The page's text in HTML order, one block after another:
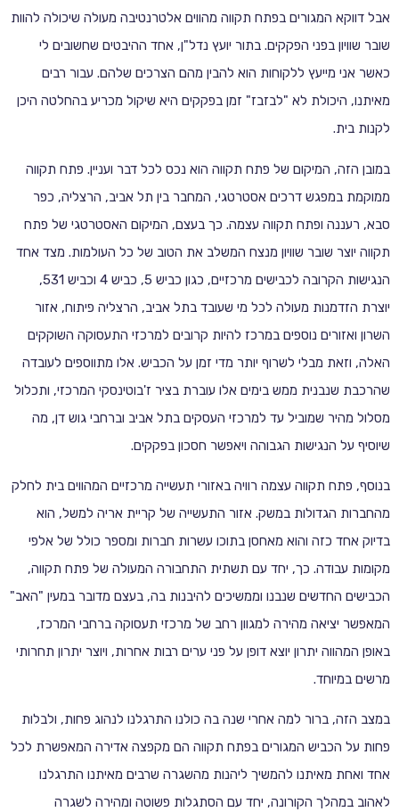
אבל דווקא המגורים בפתח תקווה מהווים אלטרנטיבה מעולה שיכולה להוות
שובר שוויון בפני הפקקים. בתור יועץ נדל"ן, אחד ההיבטים שחשובים לי
כאשר אני מייעץ ללקוחות הוא להבין מהם הצרכים שלהם. עבור רבים
מאיתנו, היכולת לא "לבזבז" זמן בפקקים היא שיקול מכריע בהחלטה היכן
לקנות בית.
במובן הזה, המיקום של פתח תקווה הוא נכס לכל דבר ועניין. פתח תקווה
ממוקמת במפגש דרכים אסטרטגי, המחבר בין תל אביב, הרצליה, כפר
סבא, רעננה ופתח תקווה עצמה. כך בעצם, המיקום האסטרטגי של פתח
תקווה יוצר שובר שוויון מנצח המשלב את הטוב של כל העולמות. מצד אחד
הנגישות הקרובה לכבישים מרכזיים, כגון כביש 5, כביש 4 וכביש 531,
יוצרת הזדמנות מעולה לכל מי שעובד בתל אביב, הרצליה פיתוח, אזור
השרון ואזורים נוספים במרכז להיות קרובים למרכזי התעסוקה השוקקים
האלה, וזאת מבלי לשרוף יותר מדי זמן על הכביש. אלו מתווספים לעובדה
שהרכבת שנבנית ממש בימים אלו עוברת בציר ז'בוטינסקי המרכזי, ותכלול
מסלול מהיר שמוביל עד למרכזי העסקים בתל אביב וברחבי גוש דן, מה
שיוסיף על הנגישות הגבוהה ויאפשר חסכון בפקקים.
בנוסף, פתח תקווה עצמה רוויה באזורי תעשייה מרכזיים המהווים בית לחלק
מהחברות הגדולות במשק. אזור התעשייה של קריית אריה למשל, הוא
בדיוק אחד כזה והוא מאחסן בתוכו עשרות חברות ומספר כולל של אלפי
מקומות עבודה. כך, יחד עם תשתית התחבורה המעולה של פתח תקווה,
הכבישים החדשים שנבנו וממשיכים להיבנות בה, בעצם מדובר במעין "האב"
המאפשר יציאה מהירה למגוון רחב של מרכזי תעסוקה ברחבי המרכז,
באופן המהווה יתרון יוצא דופן על פני ערים רבות אחרות, ויוצר יתרון תחרותי
מרשים במיוחד.
במצב הזה, ברור למה אחרי שנה בה כולנו התרגלנו לנהוג פחות, ולבלות
פחות על הכביש המגורים בפתח תקווה הם מקפצה אדירה המאפשרת לכל
אחד ואחת מאיתנו להמשיך ליהנות מהשגרה שרבים מאיתנו התרגלנו
לאהוב במהלך הקורונה, יחד עם הסתגלות פשוטה ומהירה לשגרה